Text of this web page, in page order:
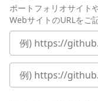
ポートフォリオサイト
WebサイトのURLをご